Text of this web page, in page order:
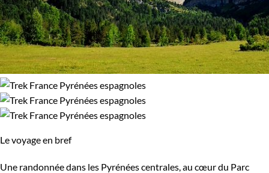
Le voyage en bref
Une randonnée dans les Pyrénées centrales, au cœur du Parc